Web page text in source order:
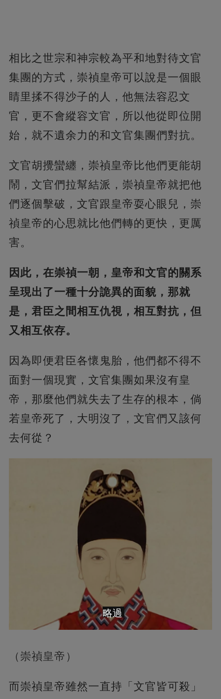
相比之世宗和神宗較為平和地對待文官
集團的方式，崇禎皇帝可以說是一個眼
睛里揉不得沙子的人，他無法容忍文
官，更不會縱容文官，所以他從即位開
始，就不遺余力的和文官集團們對抗。
文官胡攪蠻纏，崇禎皇帝比他們更能胡
鬧，文官們拉幫結派，崇禎皇帝就把他
們逐個擊破，文官跟皇帝耍心眼兒，崇
禎皇帝的心思就比他們轉的更快，更厲
害。
因此，在崇禎一朝，皇帝和文官的關系
呈現出了一種十分詭異的面貌，那就
是，君臣之間相互仇視，相互對抗，但
又相互依存。
因為即便君臣各懷鬼胎，他們都不得不
面對一個現實，文官集團如果沒有皇
帝，那麼他們就失去了生存的根本，倘
若皇帝死了，大明沒了，文官們又該何
去何從？
（崇禎皇帝）
而崇禎皇帝雖然一直持「文官皆可殺」
略過